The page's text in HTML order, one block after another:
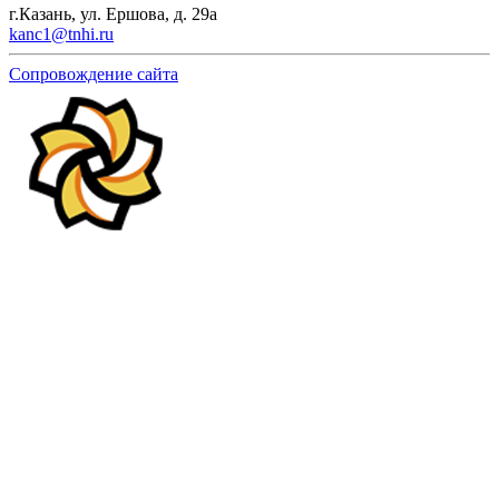
г.Казань, ул. Ершова, д. 29а
kanc1@tnhi.ru
Сопровождение сайта